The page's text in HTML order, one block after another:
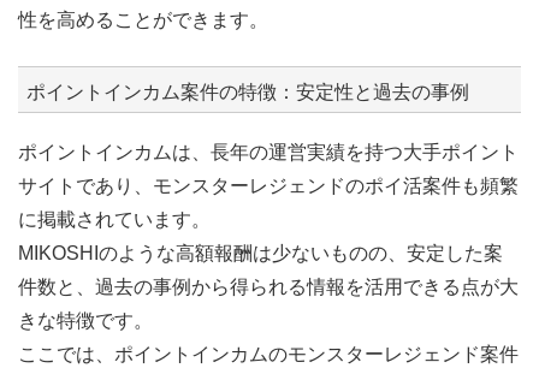
性を高めることができます。
ポイントインカム案件の特徴：安定性と過去の事例
ポイントインカムは、長年の運営実績を持つ大手ポイント
サイトであり、モンスターレジェンドのポイ活案件も頻繁
に掲載されています。
MIKOSHIのような高額報酬は少ないものの、安定した案
件数と、過去の事例から得られる情報を活用できる点が大
きな特徴です。
ここでは、ポイントインカムのモンスターレジェンド案件